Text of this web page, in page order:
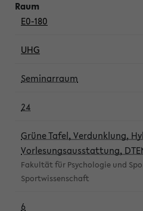
E0-180
UHG
Seminarraum
24
Grüne Tafel, Verdunklung,
Vorlesungsausstattung,
Fakultät für Psychologie und
Sportwissenschaft
6